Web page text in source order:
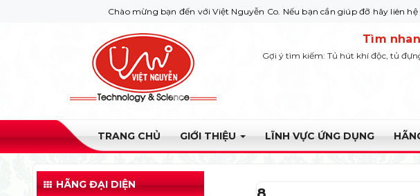
Chào mừng bạn đến với Việt Nguyễn Co. Nếu bạn cần giúp đỡ hãy liên hệ với
Tìm
Gợi ý tìm kiếm: Tủ hút khí độc, tủ
TRANG CHỦ GIỚI THIỆU LĨNH VỰC ỨNG DỤNG
HÃNG ĐẠI DIỆN